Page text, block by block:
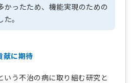
かったため、機能実現のための
。
献に期待
いう不治の病に取り組む研究と